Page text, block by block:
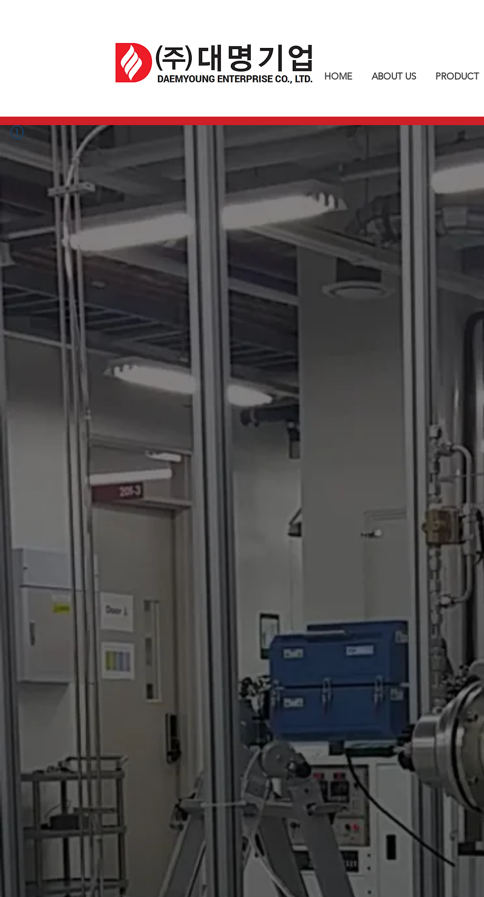
HOME ABOUT US PRODUCT